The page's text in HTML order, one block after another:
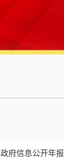
政府信息公开年报